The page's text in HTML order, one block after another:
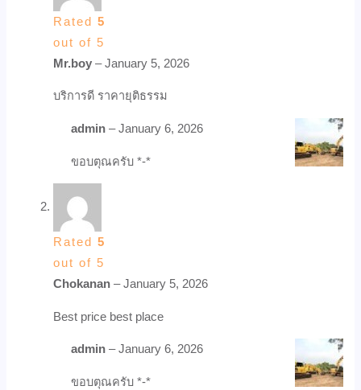
Rated5
out of 5
Mr.boy– January 5, 2026
บริการดี ราคายุติธรรม
admin– January 6, 2026
ขอบตุณครับ *-*
Rated5
out of 5
Chokanan– January 5, 2026
Best price best place
admin– January 6, 2026
ขอบตุณครับ *-*